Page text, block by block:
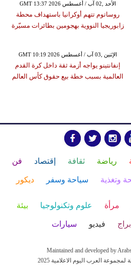
GMT 13:37 2026 الأحد ,02 آب / أغسطس
روساتوم تتهم أوكرانيا باستهداف محطة
زابوريجيا النووية بهجومين بطائرات مسيّرة
GMT 10:19 2026 الإثنين ,03 آب / أغسطس
إنفانتينو يواجه أزمة ثقة داخل كرة القدم
العالمية بسبب خطة بيع حقوق كأس العالم
رياضة ثقافة إقتصاد فن
وتغذية سياحة وسفر ديكور
مرأة علوم وتكنولوجيا بيئة
أبراج فيديو سيارات
Maintained and developed by